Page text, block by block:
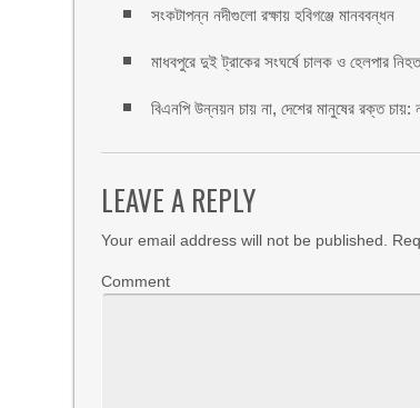
সংকটাপন্ন নদীগুলো রক্ষায় হবিগঞ্জে মানববন্ধন
মাধবপুরে দুই ট্রাকের সংঘর্ষে চালক ও হেলপার
বিএনপি উন্নয়ন চায় না, দেশের মানুষের রক্ত চায়:
LEAVE A REPLY
Your email address will not be published.
Comment